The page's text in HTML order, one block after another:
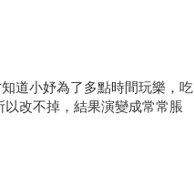
道小妤為了多點時間玩樂，吃
改不掉，結果演變成常常脹